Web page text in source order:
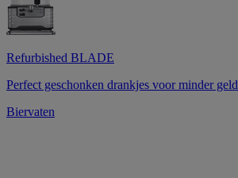
Refurbished BLADE
Perfect geschonken drankjes voor minder geld
Biervaten